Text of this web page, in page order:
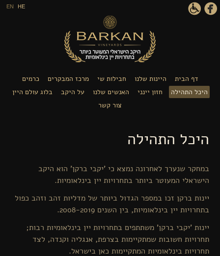
EN HE
דף הבית היינות שלנו חבילות שי מרכז המבקרים
כרמים
היכל התהילה
חזון יינני האנשים שלנו על היקב
בלוג עולם היין
צור קשר
היכל התהילה
במחקר שנערך לאחרונה נמצא כי 'יקבי ברקן' הוא היקב
הישראלי המעוטר ביותר בתחרויות יין בינלאומיות.
יינות ברקן זכו במספר הגדול ביותר של מדליות זהב וזהב כפול
בתחרויות יין בינלאומיות, בין השנים 2008-2019.
יינות 'יקבי ברקן' משתתפים בתחרויות יין בינלאומיות רבות;
תחרויות חשובות שמתקיימות בצרפת, אנגליה וקנדה, לצד
תחרויות בינלאומיות המתקיימות כאן בישראל.